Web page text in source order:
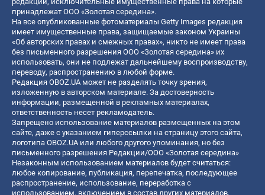
принадлежат ООО «Золотая середина».
На все опубликованные фотоматериалы Getty Images редакция
имеет имущественные права, защищаемые законом Украины
«Об авторских правах и смежных правах», никто не имеет права
без письменного разрешения ООО «Золотая середина» их
использовать, они не подлежат дальнейшему воспроизводству,
переводу, распространению в любой форме.
Редакция OBOZ.UA может не разделять точку зрения,
изложенную в авторском материале. За достоверность
информации, размещенной в рекламных материалах,
ответственность несет рекламодатель.
Запрещено использование материалов размещенных на этом
сайте, даже с указанием гиперссылки на страницу этого сайта,
логотипа OBOZ.UA или любого другого упоминания, но без
письменного разрешения Редакции/ООО «Золотая середина»
Незаконным использованием материалов будет считаться:
любое копирование, публикация, перепечатка, последующее
распространение, использование, переработка с
использованием, включением в состав других материалов,